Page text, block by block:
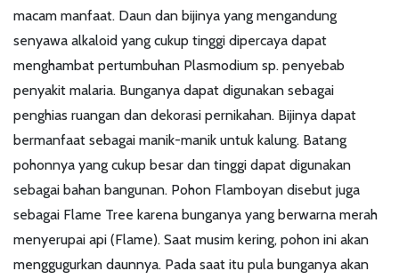
macam manfaat. Daun dan bijinya yang mengandung
senyawa alkaloid yang cukup tinggi dipercaya dapat
menghambat pertumbuhan Plasmodium sp. penyebab
penyakit malaria. Bunganya dapat digunakan sebagai
penghias ruangan dan dekorasi pernikahan. Bijinya dapat
bermanfaat sebagai manik-manik untuk kalung. Batang
pohonnya yang cukup besar dan tinggi dapat digunakan
sebagai bahan bangunan. Pohon Flamboyan disebut juga
sebagai Flame Tree karena bunganya yang berwarna merah
menyerupai api (Flame). Saat musim kering, pohon ini akan
menggugurkan daunnya. Pada saat itu pula bunganya akan